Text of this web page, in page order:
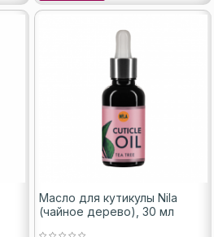
Масло для кутикулы Nila
(чайное дерево), 30 мл